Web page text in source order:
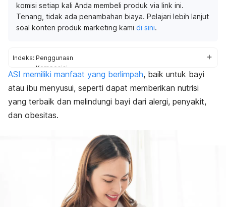
komisi setiap kali Anda membeli produk via link ini.
Tenang, tidak ada penambahan biaya. Pelajari lebih lanjut
soal konten produk marketing kami di sini.
Indeks: Penggunaan
Komposisi
Cara pakai
Cara Penyimpanan
Peringatan dan Perhatian
ASI memiliki manfaat yang berlimpah, baik untuk bayi
atau ibu menyusui, seperti dapat memberikan nutrisi
yang terbaik dan melindungi bayi dari alergi, penyakit,
dan obesitas.